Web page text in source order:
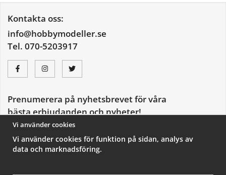
Kontakta oss:
info@hobbymodeller.se
Tel. 070-5203917
Prenumerera på nyhetsbrevet för våra
bästa erbjudanden och nyheter!
E-
postadress
De uppgifter du matar in kommer endast användas till våra nyhetsbrev.
Vi använder cookies
Vi använder cookies för funktion på sidan, analys av
data och marknadsföring.